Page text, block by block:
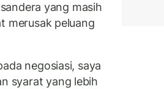
yang masih
merusak peluang
negosiasi, saya
syarat yang lebih